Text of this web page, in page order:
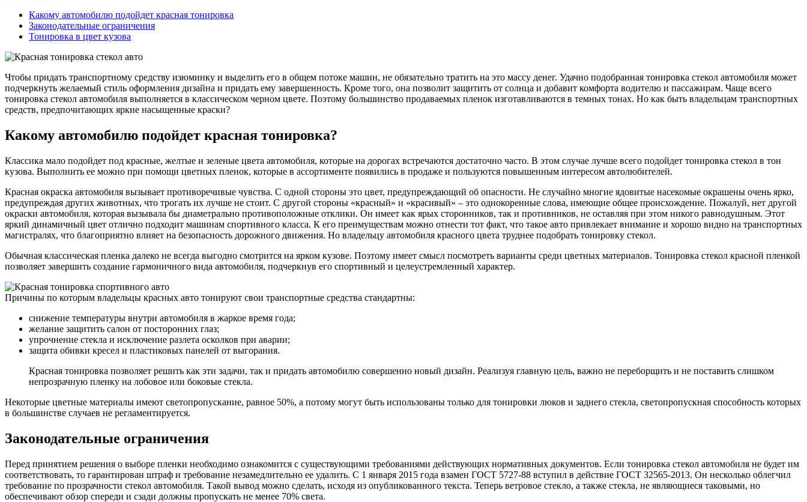
Какому автомобилю подойдет красная тонировка
Законодательные ограничения
Тонировка в цвет кузова
Чтобы придать транспортному средству изюминку и выделить его в общем потоке машин, не обязательно тратить на это массу денег. Удачно подобранная тонировка стекол автомобиля может
подчеркнуть желаемый стиль оформления дизайна и придать ему завершенность. Кроме того, она позволит защитить от солнца и добавит комфорта водителю и пассажирам. Чаще всего
тонировка стекол автомобиля выполняется в классическом черном цвете. Поэтому большинство продаваемых пленок изготавливаются в темных тонах. Но как быть владельцам транспортных
средств, предпочитающих яркие насыщенные краски?
Какому автомобилю подойдет красная тонировка?
Классика мало подойдет под красные, желтые и зеленые цвета автомобиля, которые на дорогах встречаются достаточно часто. В этом случае лучше всего подойдет тонировка стекол в тон
кузова. Выполнить ее можно при помощи цветных пленок, которые в ассортименте появились в продаже и пользуются повышенным интересом автолюбителей.
Красная окраска автомобиля вызывает противоречивые чувства. С одной стороны это цвет, предупреждающий об опасности. Не случайно многие ядовитые насекомые окрашены очень ярко,
предупреждая других животных, что трогать их лучше не стоит. С другой стороны «красный» и «красивый» – это однокоренные слова, имеющие общее происхождение. Пожалуй, нет другой
окраски автомобиля, которая вызывала бы диаметрально противоположные отклики. Он имеет как ярых сторонников, так и противников, не оставляя при этом никого равнодушным. Этот
яркий динамичный цвет отлично подходит машинам спортивного класса. К его преимуществам можно отнести тот факт, что такое авто привлекает внимание и хорошо видно на транспортных
магистралях, что благоприятно влияет на безопасность дорожного движения. Но владельцу автомобиля красного цвета труднее подобрать тонировку стекол.
Обычная классическая пленка далеко не всегда выгодно смотрится на ярком кузове. Поэтому имеет смысл посмотреть варианты среди цветных материалов. Тонировка стекол красной пленкой
позволяет завершить создание гармоничного вида автомобиля, подчеркнув его спортивный и целеустремленный характер.
Причины по которым владельцы красных авто тонируют свои транспортные средства стандартны:
снижение температуры внутри автомобиля в жаркое время года;
желание защитить салон от посторонних глаз;
упрочнение стекла и исключение разлета осколков при аварии;
защита обивки кресел и пластиковых панелей от выгорания.
Красная тонировка позволяет решить как эти задачи, так и придать автомобилю совершенно новый дизайн. Реализуя главную цель, важно не переборщить и не поставить слишком
непрозрачную пленку на лобовое или боковые стекла.
Некоторые цветные материалы имеют светопропускание, равное 50%, а потому могут быть использованы только для тонировки люков и заднего стекла, светопропускная способность которых
в большинстве случаев не регламентируется.
Законодательные ограничения
Перед принятием решения о выборе пленки необходимо ознакомится с существующими требованиями действующих нормативных документов. Если тонировка стекол автомобиля не будет им
соответствовать, то гарантирован штраф и требование незамедлительно ее удалить. С 1 января 2015 года взамен ГОСТ 5727-88 вступил в действие ГОСТ 32565-2013. Он несколько облегчил
требование по прозрачности стекол автомобиля. Такой вывод можно сделать, исходя из опубликованного текста. Теперь ветровое стекло, а также стекла, не являющиеся таковыми, но
обеспечивают обзор спереди и сзади должны пропускать не менее 70% света.